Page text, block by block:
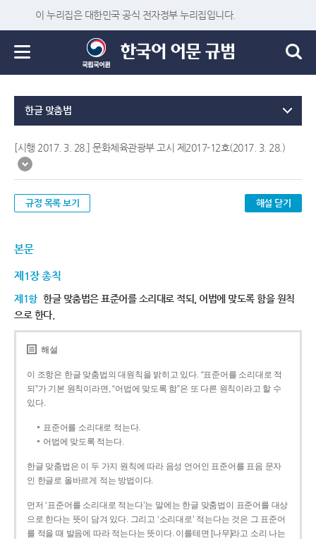
이 누리집은 대한민국 공식 전자정부 누리집입니다.
한글 맞춤법
[시행 2017. 3. 28.] 문화체육관광부 고시 제2017-12호(2017. 3. 28.)
규정 목록 보기 해설 닫기
본문
제1장 총칙
제1항 한글 맞춤법은 표준어를 소리대로 적되, 어법에 맞도록 함을 원칙
으로 한다.
해설
이 조항은 한글 맞춤법의 대원칙을 밝히고 있다. “표준어를 소리대로 적
되”가 기본 원칙이라면, “어법에 맞도록 함”은 또 다른 원칙이라고 할 수
있다.
표준어를 소리대로 적는다.
어법에 맞도록 적는다.
한글 맞춤법은 이 두 가지 원칙에 따라 음성 언어인 표준어를 표음 문자
인 한글로 올바르게 적는 방법이다.
먼저 ‘표준어를 소리대로 적는다’는 말에는 한글 맞춤법이 표준어를 대상
으로 한다는 뜻이 담겨 있다. 그리고 ‘소리대로’ 적는다는 것은 그 표준어
를 적을 때 발음에 따라 적는다는 뜻이다. 이를테면 [나무]라고 소리 나는